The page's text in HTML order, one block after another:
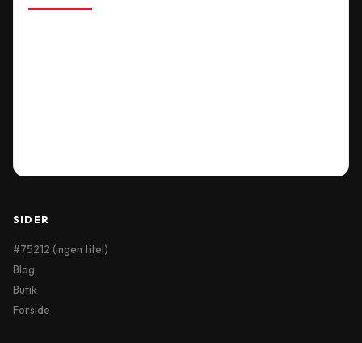
SIDER
#75212 (ingen titel)
Blog
Butik
Forside